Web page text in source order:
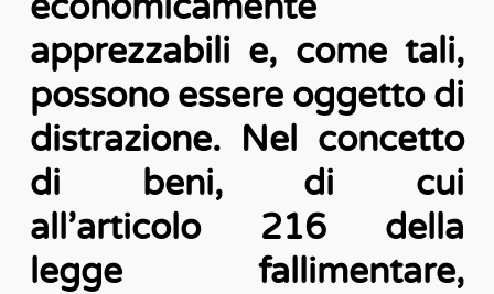
apprezzabili e, come tali,
possono essere oggetto di
distrazione. Nel concetto
di beni, di cui
all’articolo 216 della
legge fallimentare,